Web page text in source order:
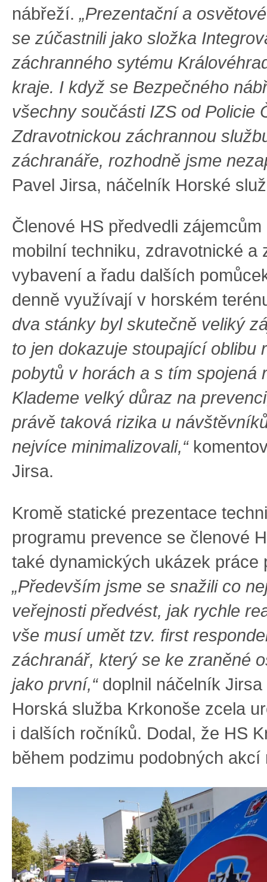
nábřeží. „Prezentační a
se zúčastnili jako složka
záchranného sytému
kraje. I když se Bezpečného
všechny součásti IZS od Policie
Zdravotnickou záchrannou
záchranáře, rozhodně jsme
Pavel Jirsa, náčelník Horské
Členové HS předvedli
mobilní techniku, zdravotnické a
vybavení a řadu dalších
denně využívají v horském
dva stánky byl skutečně veliký
to jen dokazuje stoupající oblibu
pobytů v horách a s tím spojená
Klademe velký důraz na
právě taková rizika u
nejvíce minimalizovali,“
Jirsa.
Kromě statické prezentace
programu prevence se členové
také dynamických ukázek práce
„Především jsme se snažili co
veřejnosti předvést, jak rychle
vše musí umět tzv. first
záchranář, který se ke zraněné
jako první,“ doplnil náčelník
Horská služba Krkonoše zcela
i dalších ročníků. Dodal, že HS
během podzimu podobných